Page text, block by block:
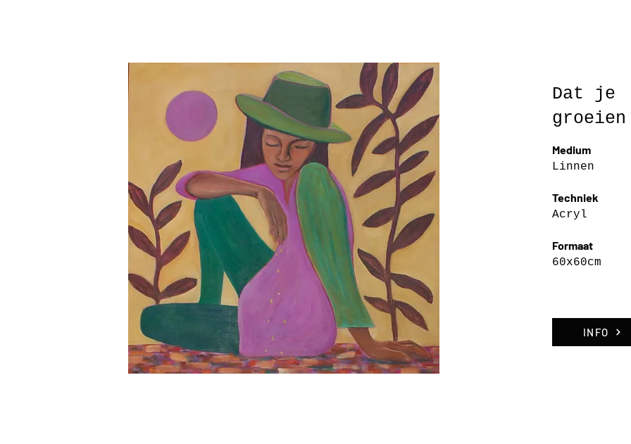
Dat je
groeien
Medium
Linnen
Techniek
Acryl
Formaat
60x60cm
INFO